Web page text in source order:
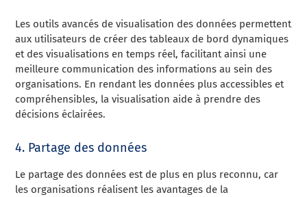
Les outils avancés de visualisation des données permettent
aux utilisateurs de créer des tableaux de bord dynamiques
et des visualisations en temps réel, facilitant ainsi une
meilleure communication des informations au sein des
organisations. En rendant les données plus accessibles et
compréhensibles, la visualisation aide à prendre des
décisions éclairées.
4. Partage des données
Le partage des données est de plus en plus reconnu, car
les organisations réalisent les avantages de la